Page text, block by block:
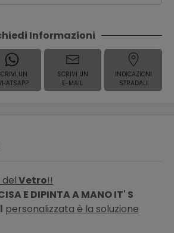
Informazioni
UN
SCRIVI UN
E-MAIL
INDICAZIONI
STRADALI
Vetro!!
E DIPINTA A MANO IT' S
personalizzata è la soluzione